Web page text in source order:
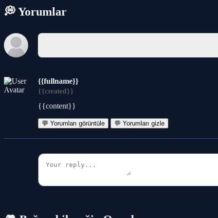
💭 Yorumlar
{{fullname}}
{{created}}
{{content}}
💬 Yorumları görüntüle 💬 Yorumları gizle